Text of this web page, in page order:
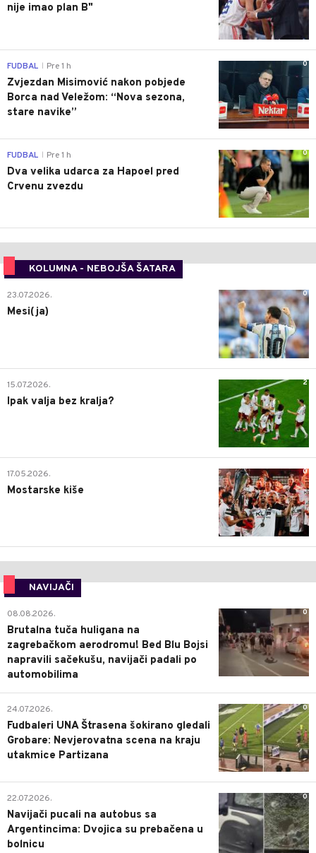
nije imao plan B"
0
FUDBAL Pre 1 h
Zvjezdan Misimović nakon pobjede
Borca nad Veležom: “Nova sezona,
stare navike”
0
FUDBAL Pre 1 h
Dva velika udarca za Hapoel pred
Crvenu zvezdu
KOLUMNA - NEBOJŠA ŠATARA
0
23.07.2026.
Mesi(ja)
2
15.07.2026.
Ipak valja bez kralja?
0
17.05.2026.
Mostarske kiše
NAVIJAČI
0
08.08.2026.
Brutalna tuča huligana na
zagrebačkom aerodromu! Bed Blu Bojsi
napravili sačekušu, navijači padali po
automobilima
0
24.07.2026.
Fudbaleri UNA Štrasena šokirano gledali
Grobare: Nevjerovatna scena na kraju
utakmice Partizana
0
22.07.2026.
Navijači pucali na autobus sa
Argentincima: Dvojica su prebačena u
bolnicu